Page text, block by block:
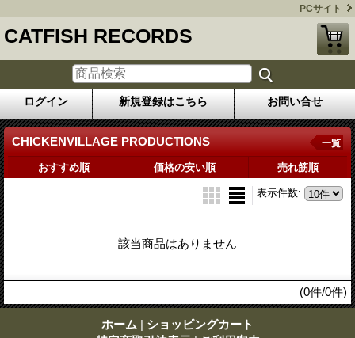
PCサイト
CATFISH RECORDS
ログイン 新規登録はこちら お問い合せ
CHICKENVILLAGE PRODUCTIONS 一覧
おすすめ順 価格の安い順 売れ筋順
表示件数:
該当商品はありません
(0件/0件)
ホーム | ショッピングカート